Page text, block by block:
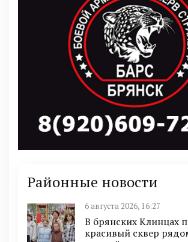
Районные новости
6 августа 2026, 16:27
В брянских Клинцах
красивый сквер